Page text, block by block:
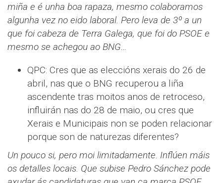
miña e é unha boa rapaza, mesmo colaboramos
algunha vez no eido laboral. Pero leva de 3º a un
que foi cabeza de Terra Galega, que foi do PSOE e
mesmo se achegou ao BNG…
QPC: Cres que as eleccións xerais do 26 de
abril, nas que o BNG recuperou a liña
ascendente tras moitos anos de retroceso,
influirán nas do 28 de maio, ou cres que
Xerais e Municipais non se poden relacionar
porque son de naturezas diferentes?
Un pouco si, pero moi limitadamente. Inflúen máis
os detalles locais. Que subise Pedro Sánchez pode